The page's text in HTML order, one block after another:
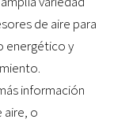
de aire para
energético y
información
o